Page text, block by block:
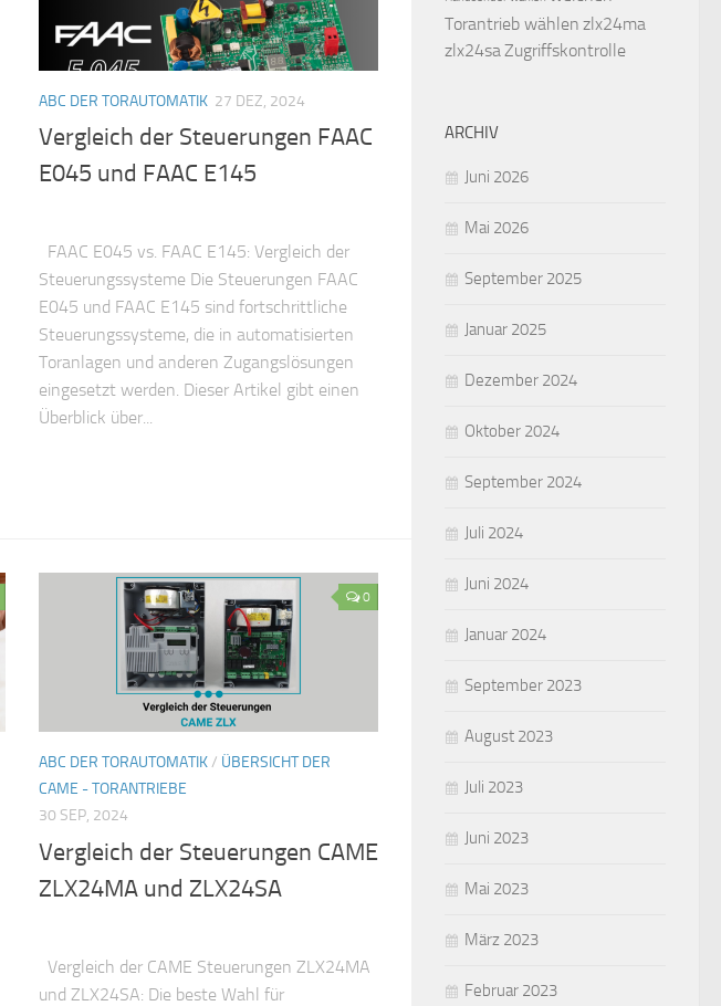
ABC DER TORAUTOMATIK 27 DEZ, 2024
Vergleich der Steuerungen FAAC
E045 und FAAC E145
FAAC E045 vs. FAAC E145: Vergleich der
Steuerungssysteme Die Steuerungen FAAC
E045 und FAAC E145 sind fortschrittliche
Steuerungssysteme, die in automatisierten
Toranlagen und anderen Zugangslösungen
eingesetzt werden. Dieser Artikel gibt einen
Überblick über...
0
ABC DER TORAUTOMATIK/ ÜBERSICHT DER
CAME - TORANTRIEBE
30 SEP, 2024
Vergleich der Steuerungen CAME
ZLX24MA und ZLX24SA
Vergleich der CAME Steuerungen ZLX24MA
und ZLX24SA: Die beste Wahl für
Torantrieb wählen zlx24ma
zlx24saZugriffskontrolle
ARCHIV
Juni 2026
Mai 2026
September 2025
Januar 2025
Dezember 2024
Oktober 2024
September 2024
Juli 2024
Juni 2024
Januar 2024
September 2023
August 2023
Juli 2023
Juni 2023
Mai 2023
März 2023
Februar 2023